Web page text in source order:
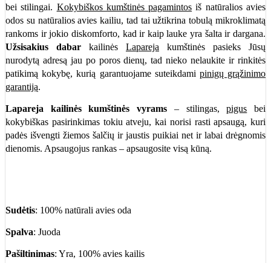
bei stilingai. Kokybiškos kumštinės pagamintos iš natūralios avies
odos su natūralios avies kailiu, tad tai užtikrina tobulą mikroklimatą
rankoms ir jokio diskomforto, kad ir kaip lauke yra šalta ir dargana.
Užsisakius dabar kailinės Lapareja kumštinės pasieks Jūsų
nurodytą adresą jau po poros dienų, tad nieko nelaukite ir rinkitės
patikimą kokybę, kurią garantuojame suteikdami pinigų grąžinimo
garantiją.
Lapareja kailinės kumštinės vyrams – stilingas,pigus bei
kokybiškas pasirinkimas tokiu atveju, kai norisi rasti apsaugą, kuri
padės išvengti žiemos šalčių ir jaustis puikiai net ir labai drėgnomis
dienomis. Apsaugojus rankas – apsaugosite visą kūną.
Sudėtis: 100% natūrali avies oda
Spalva: Juoda
Pašiltinimas: Yra, 100% avies kailis